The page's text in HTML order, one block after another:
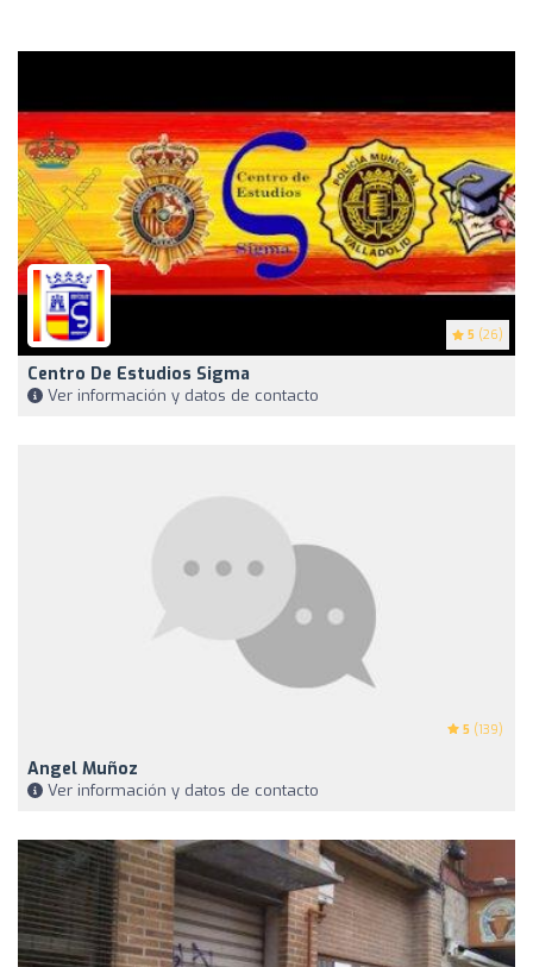
5 (26)
Centro De Estudios Sigma
Ver información y datos de contacto
5 (139)
Angel Muñoz
Ver información y datos de contacto